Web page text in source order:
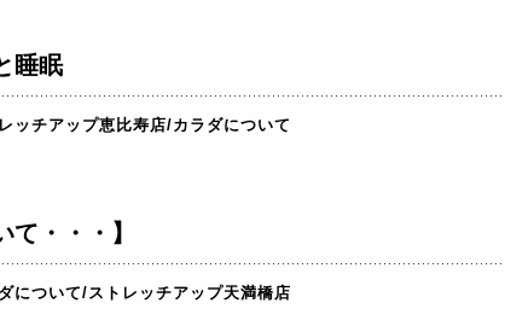
睡眠
ッチアップ恵比寿店/カラダについて
て・・・】
について/ストレッチアップ天満橋店